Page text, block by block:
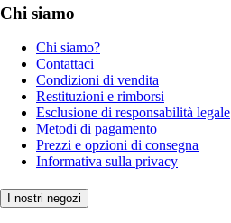
Chi siamo
Chi siamo?
Contattaci
Condizioni di vendita
Restituzioni e rimborsi
Esclusione di responsabilità legale
Metodi di pagamento
Prezzi e opzioni di consegna
Informativa sulla privacy
I nostri negozi